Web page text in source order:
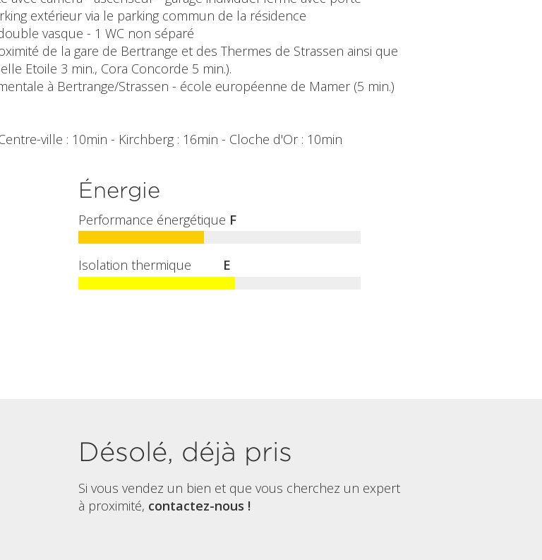
extérieur via le parking commun de la résidence
vasque - 1 WC non séparé
de la gare de Bertrange et des Thermes de Strassen ainsi que
Etoile 3 min., Cora Concorde 5 min.).
à Bertrange/Strassen - école européenne de Mamer (5 min.)
ville : 10min - Kirchberg : 16min - Cloche d'Or : 10min
Énergie
Performance énergétique F
Isolation thermique E
Désolé, déjà pris
Si vous vendez un bien et que vous cherchez un expert
à proximité, contactez-nous !